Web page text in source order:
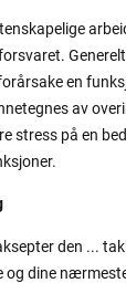
en
av
stress på en
den ...
og dine